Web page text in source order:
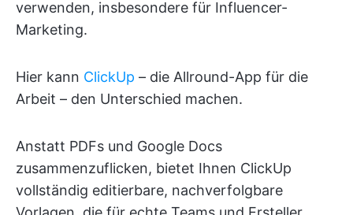
verwenden, insbesondere für Influencer-
Marketing.
Hier kann ClickUp – die Allround-App für die
Arbeit – den Unterschied machen.
Anstatt PDFs und Google Docs
zusammenzuflicken, bietet Ihnen ClickUp
vollständig editierbare, nachverfolgbare